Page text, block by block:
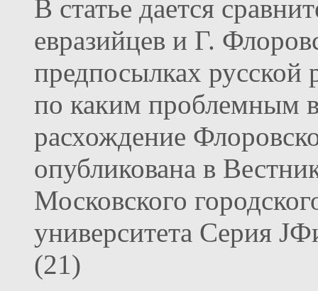
В статье дается
евразийцев и Г.
предпосылках
по каким проблемным
расхождение
опубликована в
Московского
университета Серия
(21)